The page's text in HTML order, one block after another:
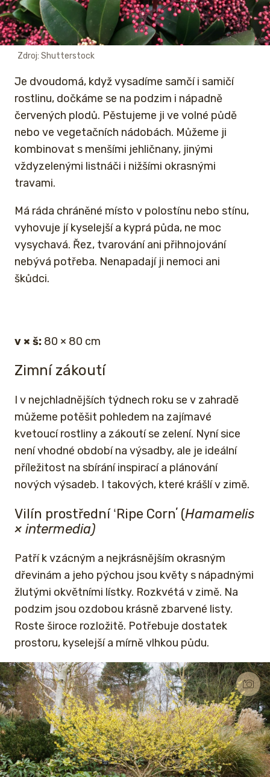
Zdroj: Shutterstock
Je dvoudomá, když vysadíme samčí i samičí
rostlinu, dočkáme se na podzim i nápadně
červených plodů. Pěstujeme ji ve volné půdě
nebo ve vegetačních nádobách. Můžeme ji
kombinovat s menšími jehličnany, jinými
vždyzelenými listnáči i nižšími okrasnými
travami.
Má ráda chráněné místo v polostínu nebo stínu,
vyhovuje jí kyselejší a kyprá půda, ne moc
vysychavá. Řez, tvarování ani přihnojování
nebývá potřeba. Nenapadají ji nemoci ani
škůdci.
v × š: 80 × 80 cm
Zimní zákoutí
I v nejchladnějších týdnech roku se v zahradě
můžeme potěšit pohledem na zajímavé
kvetoucí rostliny a zákoutí se zelení. Nyní sice
není vhodné období na výsadby, ale je ideální
příležitost na sbírání inspirací a plánování
nových výsadeb. I takových, které krášlí v zimě.
Vilín prostřední ʻRipe Cornʼ (Hamamelis
× intermedia)
Patří k vzácným a nejkrásnějším okrasným
dřevinám a jeho pýchou jsou květy s nápadnými
žlutými okvětními lístky. Rozkvétá v zimě. Na
podzim jsou ozdobou krásně zbarvené listy.
Roste široce rozložitě. Potřebuje dostatek
prostoru, kyselejší a mírně vlhkou půdu.